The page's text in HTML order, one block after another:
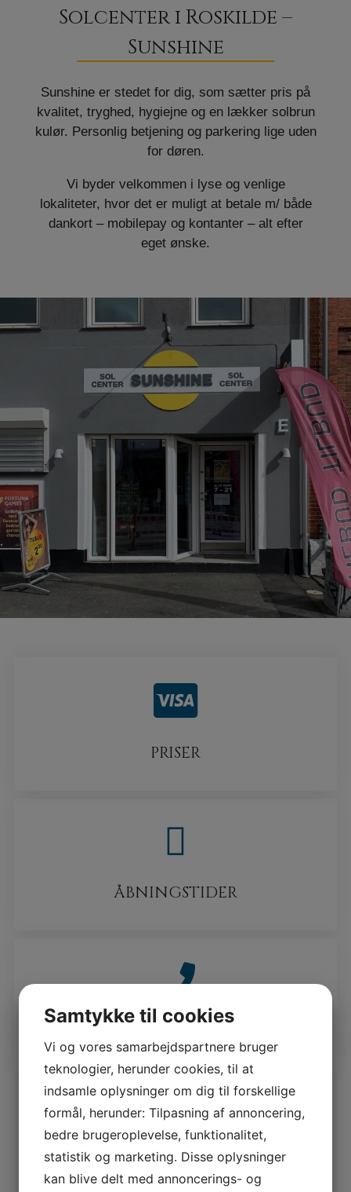
Solcenter i Roskilde –
Sunshine
Sunshine er stedet for dig, som sætter pris på
kvalitet, tryghed, hygiejne og en lækker solbrun
kulør. Personlig betjening og parkering lige uden
for døren.
Vi byder velkommen i lyse og venlige
lokaliteter, hvor det er muligt at betale m/ både
dankort – mobilepay og kontanter – alt efter
eget ønske.
PRISER
ÅBNINGSTIDER
Vi tilbyder
Samtykke til cookies
Vi og vores samarbejdspartnere bruger
teknologier, herunder cookies, til at
indsamle oplysninger om dig til forskellige
formål, herunder: Tilpasning af annoncering,
bedre brugeroplevelse, funktionalitet,
statistik og marketing. Disse oplysninger
kan blive delt med annoncerings- og